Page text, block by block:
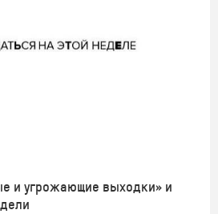
и угрожающие выходки» и